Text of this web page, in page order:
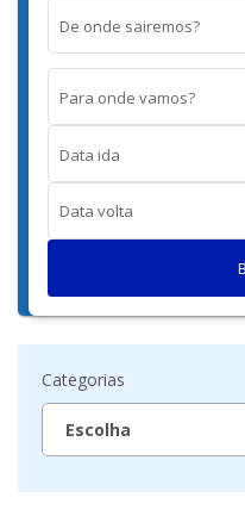
De onde sairemos?
Para onde vamos?
Data ida
Data volta
Categorias